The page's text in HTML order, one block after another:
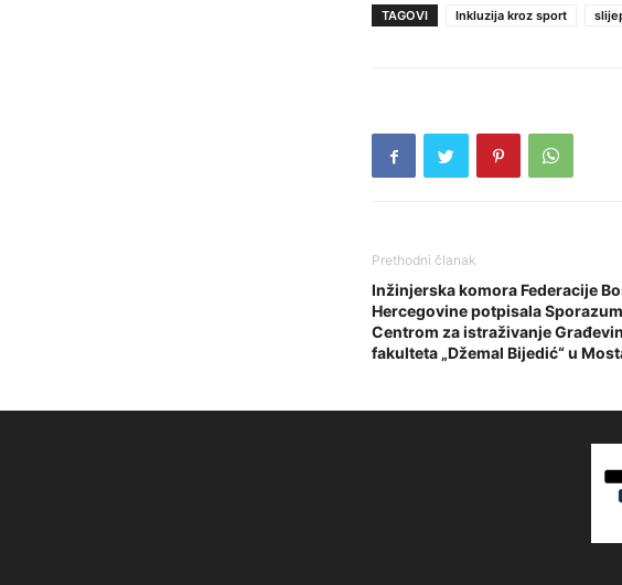
TAGOVI
Inkluzija kroz sport
Prethodni članak
Inžinjerska komora Federacije
Hercegovine potpisala
Centrom za istraživanje
fakulteta „Džemal Bijedić“ u